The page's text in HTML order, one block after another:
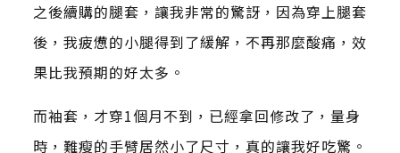
之後續購的腿套，讓我非常的驚訝，因為穿上腿套
後，我疲憊的小腿得到了緩解，不再那麼酸痛，效
果比我預期的好太多。
而袖套，才穿1個月不到，已經拿回修改了，量身
時，難瘦的手臂居然小了尺寸，真的讓我好吃驚。